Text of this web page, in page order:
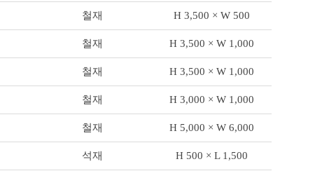
철재 H 3,500 × W 500
철재 H 3,500 × W 1,000
철재 H 3,500 × W 1,000
철재 H 3,000 × W 1,000
철재 H 5,000 × W 6,000
석재 H 500 × L 1,500